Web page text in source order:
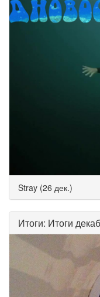
Stray (26 дек.)
Итоги: Итоги